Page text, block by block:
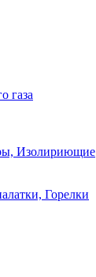
газа
Изолириющие
Горелки